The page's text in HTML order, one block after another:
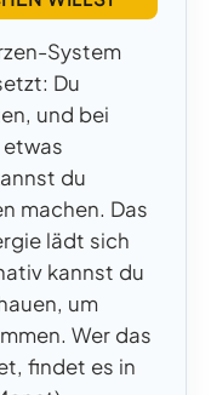
System
Du
und bei
du
machen. Das
lädt sich
kannst du
um
Wer das
findet es in